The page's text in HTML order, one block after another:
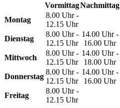
VormittagNachmittag
Montag
8.00 Uhr -
12.15 Uhr
Dienstag
8.00 Uhr -
12.15 Uhr
14.00 Uhr -
16.00 Uhr
Mittwoch
8.00 Uhr -
12.15 Uhr
14.00 Uhr -
18.00 Uhr
Donnerstag
8.00 Uhr -
12.15 Uhr
14.00 Uhr -
16.00 Uhr
Freitag
8.00 Uhr -
12.15 Uhr